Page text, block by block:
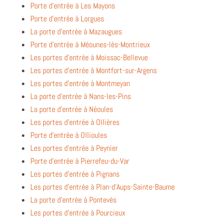
Porte d’entrée à Les Mayons
Porte d’entrée à Lorgues
La porte d’entrée à Mazaugues
Porte d’entrée à Méounes-lès-Montrieux
Les portes d’entrée à Moissac-Bellevue
Les portes d’entrée à Montfort-sur-Argens
Les portes d’entrée à Montmeyan
La porte d’entrée à Nans-les-Pins
La porte d’entrée à Néoules
Les portes d’entrée à Ollières
Porte d’entrée à Ollioules
Les portes d’entrée à Peynier
Porte d’entrée à Pierrefeu-du-Var
Les portes d’entrée à Pignans
Les portes d’entrée à Plan-d’Aups-Sainte-Baume
La porte d’entrée à Pontevès
Les portes d’entrée à Pourcieux